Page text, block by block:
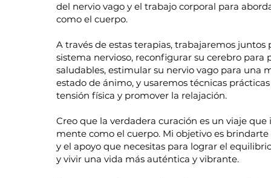
del nervio vago y el trabajo corporal para
como el cuerpo.
A través de estas terapias, trabajaremos juntos
sistema nervioso, reconfigurar su cerebro para
saludables, estimular su nervio vago para una
estado de ánimo, y usaremos técnicas pr
tensión física y promover la relajación.
Creo quela verdadera curación es un viaje que
mente como el cuerpo. Mi objetivo es
y el apoyo que necesitas para lograr el
y vivir una vida más auténtica y vibrante.